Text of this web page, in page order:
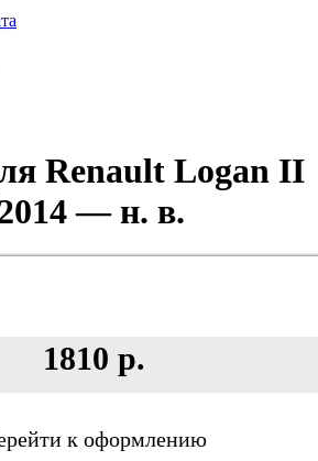
Renault Logan II
— н. в.
1810 р.
к оформлению